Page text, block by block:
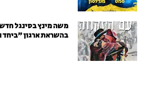
משה מינץ בסינגל
בהשראת ארגון "ביחד